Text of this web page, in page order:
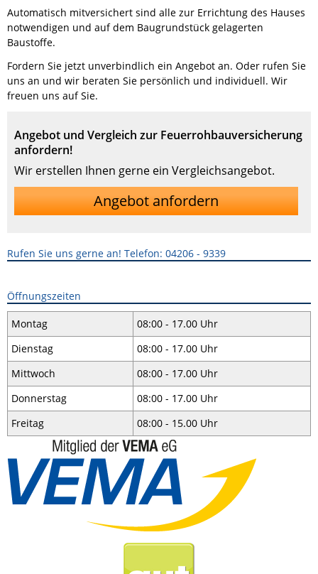
Automatisch mitversichert sind alle zur Errichtung des Hauses
notwendigen und auf dem Baugrundstück gelagerten
Baustoffe.
Fordern Sie jetzt unverbindlich ein Angebot an. Oder rufen Sie
uns an und wir beraten Sie persönlich und individuell. Wir
freuen uns auf Sie.
Angebot und Vergleich zur Feuerrohbauversicherung
anfordern!
Wir erstellen Ihnen gerne ein Vergleichsangebot.
Angebot anfordern
Rufen Sie uns gerne an! Telefon: 04206 - 9339
Öffnungszeiten
Montag
08:00 - 17.00 Uhr
Dienstag
08:00 - 17.00 Uhr
Mittwoch
08:00 - 17.00 Uhr
Donnerstag
08:00 - 17.00 Uhr
Freitag
08:00 - 15.00 Uhr